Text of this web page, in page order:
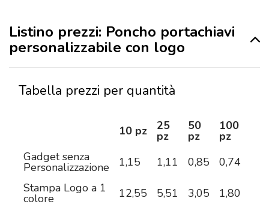
Listino prezzi: Poncho portachiavi
personalizzabile con logo
Tabella prezzi per quantità
10 pz 25
pz
50
pz
100
pz
Gadget senza
Personalizzazione 1,15 1,11 0,85 0,74
Stampa Logo a 1
colore 12,55 5,51 3,05 1,80